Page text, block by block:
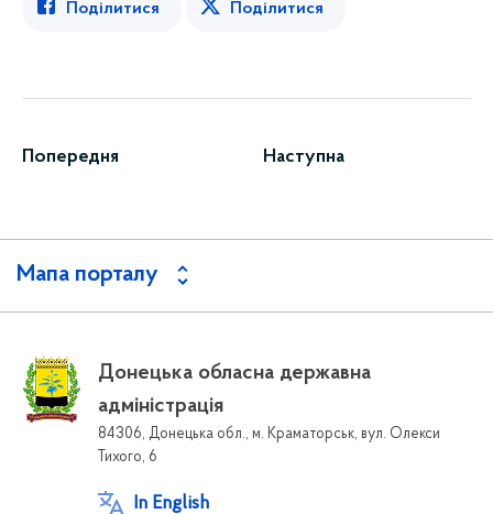
Поділитися Поділитися
Попередня Наступна
Мапа порталу
Донецька обласна державна
адміністрація
84306, Донецька обл., м. Краматорськ, вул. Олекси
Тихого, 6
In English